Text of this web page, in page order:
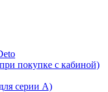
покупке с кабиной)
серии A)